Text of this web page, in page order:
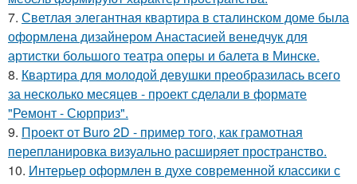
7. Светлая элегантная квартира в сталинском доме была
оформлена дизайнером Анастасией венедчук для
артистки большого театра оперы и балета в Минске.
8. Квартира для молодой девушки преобразилась всего
за несколько месяцев - проект сделали в формате
"Ремонт - Сюрприз".
9. Проект от Buro 2D - пример того, как грамотная
перепланировка визуально расширяет пространство.
10. Интерьер оформлен в духе современной классики с